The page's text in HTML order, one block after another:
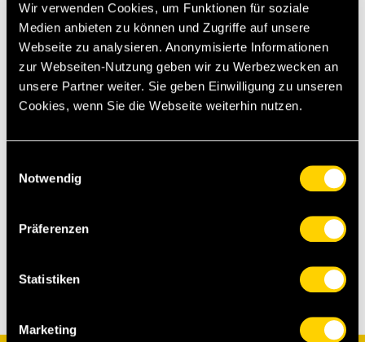
Wir verwenden Cookies, um Funktionen für soziale
Medien anbieten zu können und Zugriffe auf unsere
Webseite zu analysieren. Anonymisierte Informationen
zur Webseiten-Nutzung geben wir zu Werbezwecken an
unsere Partner weiter. Sie geben Einwilligung zu unseren
Cookies, wenn Sie die Webseite weiterhin nutzen.
Notwendig
Präferenzen
Statistiken
Marketing
Trainer Pierluigi Tami gewann gegen Hapoel Be’er
Sheva mit 1:0. Der Sieg blieb nutzlos, auch Lugano
kann sich nicht mehr für die K.O.-Phase der
Europa League zu qualifizieren.
Hinspiel gegen Lugano am 10. September
in Bern mit 3:0.